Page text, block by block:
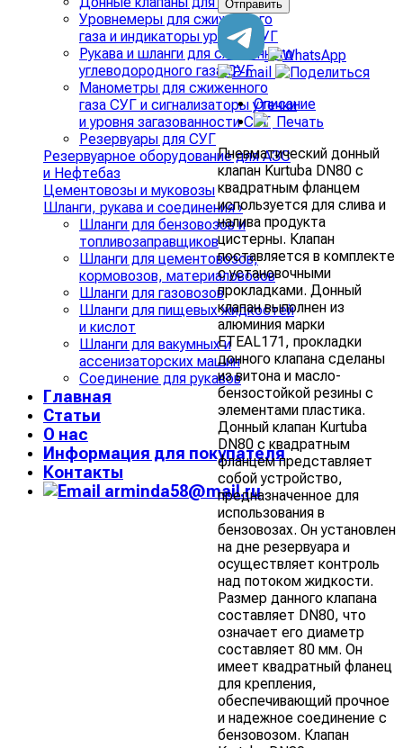
Уровнемеры для сжиженного
газа и индикаторы уровня СУГ
Рукава и шланги для сжиженного
углеводородного газа СУГ
Манометры для сжиженного
газа СУГ и сигнализаторы утечки
и уровня загазованности СУГ
Резервуары для СУГ
Резервуарное оборудование для АЗС
и Нефтебаз
Цементовозы и муковозы
Шланги, рукава и соединения›
Шланги для бензовозов и
топливозаправщиков
Шланги для цементовозов,
кормовозов, материаловозов
Шланги для газовозов
Шланги для пищевых жидкостей
и кислот
Шланги для вакумных и
ассенизаторских машин
Соединение для рукавов
Главная
Статьи
О нас
Информация для покупателя
Контакты
arminda58@mail.ru
Описание
Печать
Пневматический донный
клапан Kurtuba DN80 с
квадратным фланцем
используется для слива и
налива продукта
цистерны. Клапан
поставляется в комплекте
с установочными
прокладками. Донный
клапан выполнен из
алюминия марки
ETEAL171, прокладки
донного клапана сделаны
из витона и масло-
бензостойкой резины с
элементами пластика.
Донный клапан Kurtuba
DN80 с квадратным
фланцем представляет
собой устройство,
предназначенное для
использования в
бензовозах. Он установлен
на дне резервуара и
осуществляет контроль
над потоком жидкости.
Размер данного клапана
составляет DN80, что
означает его диаметр
составляет 80 мм. Он
имеет квадратный фланец
для крепления,
обеспечивающий прочное
и надежное соединение с
бензовозом. Клапан